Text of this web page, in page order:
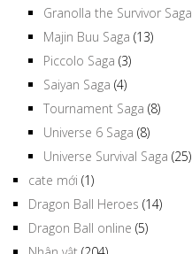
Granolla the Survivor Saga
Majin Buu Saga (13)
Piccolo Saga (3)
Saiyan Saga (4)
Tournament Saga (8)
Universe 6 Saga (8)
Universe Survival Saga (25)
cate mới (1)
Dragon Ball Heroes (14)
Dragon Ball online (5)